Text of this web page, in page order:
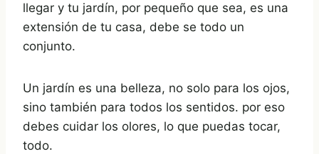
llegar y tu jardín, por pequeño que sea, es una
extensión de tu casa, debe se todo un
conjunto.
Un jardín es una belleza, no solo para los ojos,
sino también para todos los sentidos. por eso
debes cuidar los olores, lo que puedas tocar,
todo.